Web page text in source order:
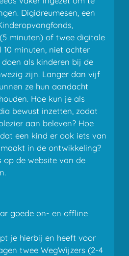
Digidreumesen, een
minuten) of twee digitale
minuten, niet achter
als kinderen bij de
zijn. Langer dan vijf
ze hun aandacht
Hoe kun je als
bewust inzetten, zodat
aan beleven? Hoe
een kind er ook iets van
in de ontwikkeling?
op de website van de
goede on- en offline
je hierbij en heeft voor
twee WegWijzers (2-4